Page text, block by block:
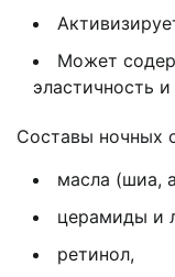
Может
эластичность и
Составы ночных
масла (шиа,
церамиды и
ретинол,